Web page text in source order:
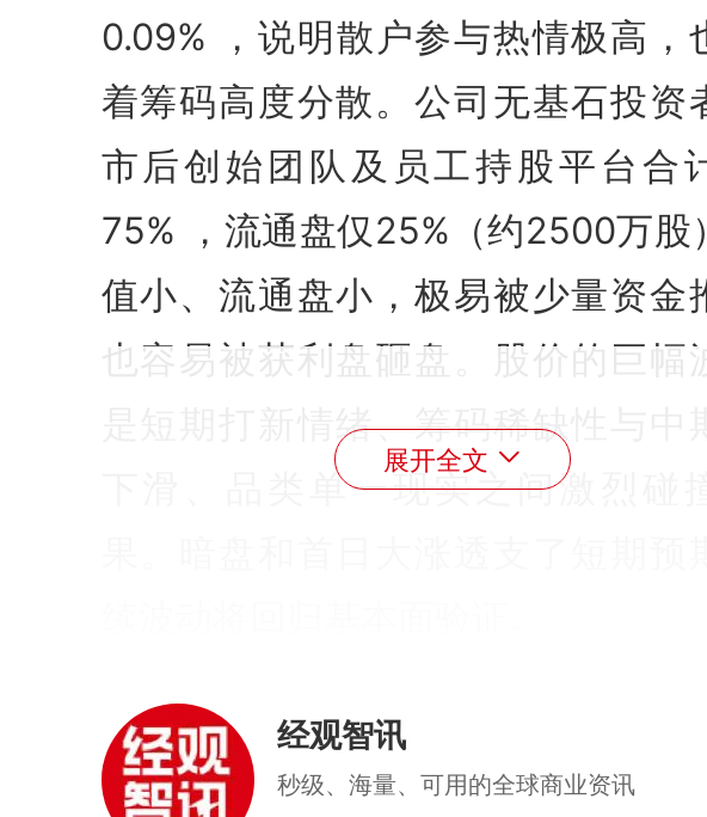
0.09%
，说明散户参与热情极高，
着筹码高度分散。公司无基石投资
市后创始团队及员工持股平台合
75%
，流通盘仅25%（约2500万股
值小、流通盘小，极易被少量资金
也容易被获利盘砸盘。股价的巨幅
是短期打新情绪、筹码稀缺性与中
下滑、品类单一现实之间激烈碰
公司基本面：
2025年营收3.14亿元，同比下降
展开全文
经观智讯
秒级、海量、可用的全球商业资讯